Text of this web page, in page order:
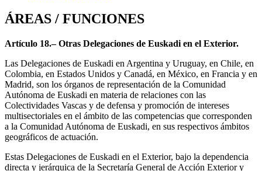
ÁREAS / FUNCIONES
Artículo 18.– Otras Delegaciones de Euskadi en el Exterior.
Las Delegaciones de Euskadi en Argentina y Uruguay, en Chile, en
Colombia, en Estados Unidos y Canadá, en México, en Francia y en
Madrid, son los órganos de representación de la Comunidad
Autónoma de Euskadi en materia de relaciones con las
Colectividades Vascas y de defensa y promoción de intereses
multisectoriales en el ámbito de las competencias que corresponden
a la Comunidad Autónoma de Euskadi, en sus respectivos ámbitos
geográficos de actuación.
Estas Delegaciones de Euskadi en el Exterior, bajo la dependencia
directa y jerárquica de la Secretaría General de Acción Exterior y